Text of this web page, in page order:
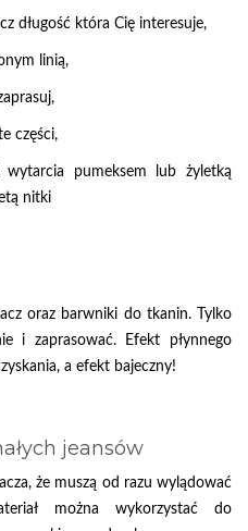
długość która Cię interesuje,
linią,
części,
pumeksem lub żyletką
nitki
oraz barwniki do tkanin. Tylko
i zaprasować. Efekt płynnego
a efekt bajeczny!
jeansów
że muszą od razu wylądować
można wykorzystać do